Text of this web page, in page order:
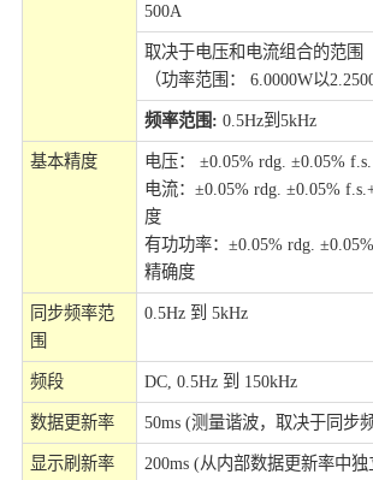
500A
取决于电压和电流组合的范围
（功率范围： 6.0000W以
频率范围: 0.5Hz到5kHz
基本精度
电压： ±0.05% rdg. ±0.05% f.s.
电流：±0.05% rdg. ±0.05%
度
有功功率：±0.05% rdg.
精确度
同步频率范
围
0.5Hz 到 5kHz
频段 DC, 0.5Hz 到 150kHz
数据更新率 50ms (测量谐波，取决于同步
显示刷新率
200ms (从内部数据更新率中